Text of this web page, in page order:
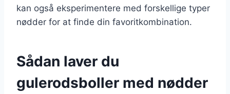
kan også eksperimentere med forskellige typer
nødder for at finde din favoritkombination.
Sådan laver du
gulerodsboller med nødder